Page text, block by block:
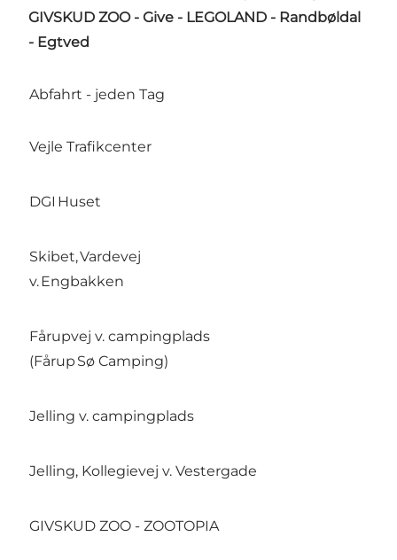
GIVSKUD ZOO - Give - LEGOLAND - Randbøldal
- Egtved
Abfahrt - jeden Tag
Vejle Trafikcenter
DGI Huset
Skibet, Vardevej
v. Engbakken
Fårupvej v. campingplads
(Fårup Sø Camping)
Jelling v. campingplads
Jelling, Kollegievej v. Vestergade
GIVSKUD ZOO - ZOOTOPIA